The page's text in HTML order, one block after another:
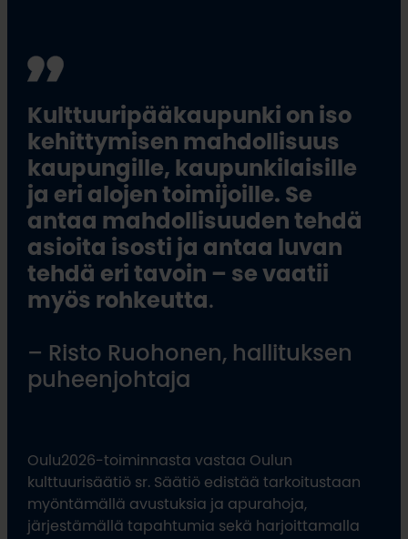
Kulttuuripääkaupunki on iso
kehittymisen mahdollisuus
kaupungille, kaupunkilaisille
ja eri alojen toimijoille. Se
antaa mahdollisuuden tehdä
asioita isosti ja antaa luvan
tehdä eri tavoin – se vaatii
myös rohkeutta.
– Risto Ruohonen, hallituksen
puheenjohtaja
Oulu2026-toiminnasta vastaa Oulun
kulttuurisäätiö sr. Säätiö edistää tarkoitustaan
myöntämällä avustuksia ja apurahoja,
järjestämällä tapahtumia sekä harjoittamalla